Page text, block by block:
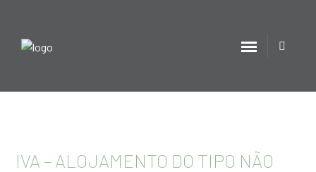
IVA – ALOJAMENTO DO TIPO NÃO